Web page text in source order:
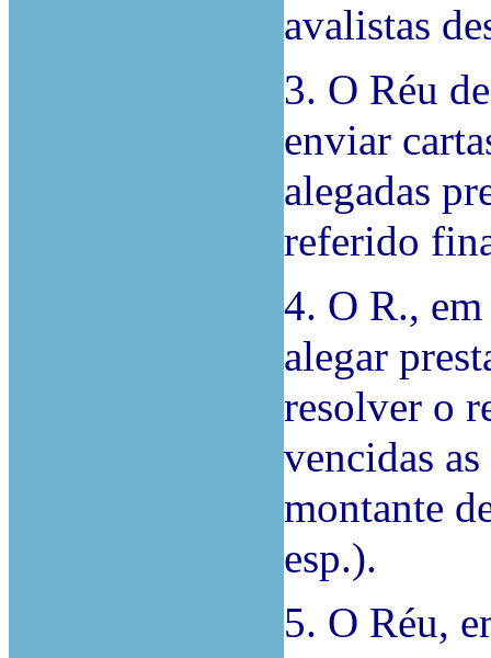
avalistas
3. O Réu
enviar
alegadas
referido
4. O R.,
alegar
resolver o
vencidas
montante
esp.).
5. O Réu,